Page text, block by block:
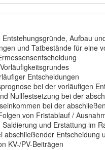
Entstehungsgründe, Aufbau
und Tatbestände für eine
Entscheidungen
bei der vorläufigen
Nullfestsetzung bei der
bei der
von Fristablauf /
und Erstattung im
abschließender Entscheidung
KV-/PV-Beiträgen